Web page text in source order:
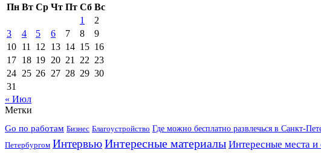
Пн Вт Ср Чт Пт Сб Вс
1
2
3
4 5 6 7 8
9
10 11 12 13 14 15 16
17 18 19 20 21 22 23
24 25 26 27 28 29 30
31
« Июл
Метки
Go по работам Бизнес Благоустройство Где можно бесплатно развлечься в Санкт-
Петербургом ИнтервьюИнтересные материалы Интересные места